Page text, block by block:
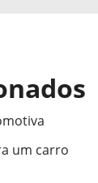
um carro